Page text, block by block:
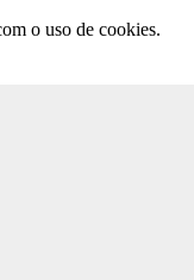
o uso de cookies.